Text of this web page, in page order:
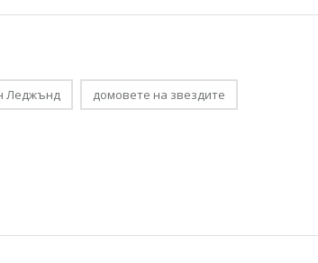
Леджънд домовете на звездите